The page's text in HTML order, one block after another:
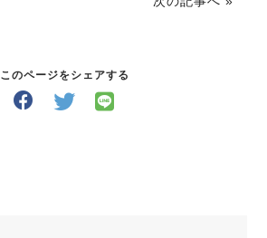
このページをシェアする